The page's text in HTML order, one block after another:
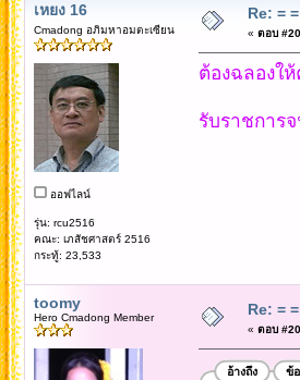
เหยง 16
Cmadong อภิมหาอมตะเซียน
ออฟไลน์
รุ่น: rcu2516
คณะ: เภสัชศาสตร์ 2516
กระทู้: 23,533
Re: =
« ตอบ
ต้องฉลองใ
รับราชการ
toomy
Hero Cmadong Member Re: =
« ตอบ
อ้างถึง ข้